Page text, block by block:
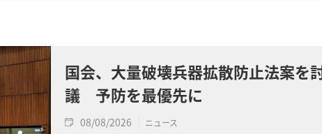
国会、大量破壊兵器拡散防止法案を
議 予防を最優先に
08/08/2026 ニュース